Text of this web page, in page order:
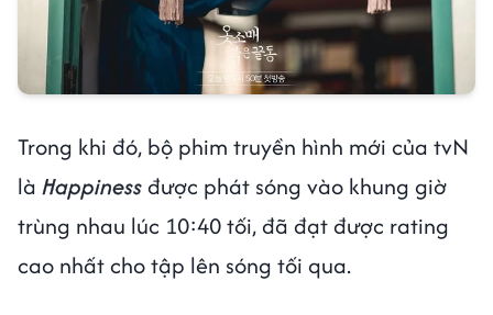
Trong khi đó, bộ phim truyền hình mới của tvN
là Happinessđược phát sóng vào khung giờ
trùng nhau lúc 10:40 tối, đã đạt được rating
cao nhất cho tập lên sóng tối qua.